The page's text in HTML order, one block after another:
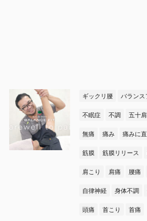
ギックリ腰 バランス
不眠症 不調 五十肩
無痛 痛み 痛みに
筋膜 筋膜リリース
肩こり 肩痛 腰痛
自律神経 身体不調
頭痛 首こり 首痛